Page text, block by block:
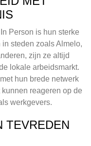
Person is hun sterke
steden zoals Almelo,
zijn ze altijd
lokale arbeidsmarkt.
hun brede netwerk
reageren op de
werkgevers.
TEVREDEN